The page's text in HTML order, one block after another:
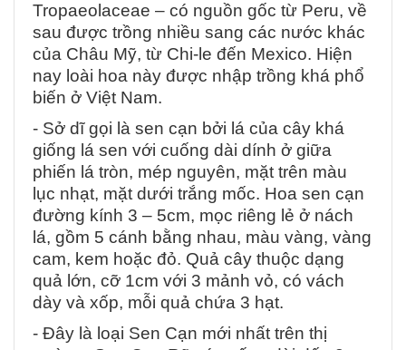
Tropaeolaceae – có nguồn gốc từ Peru, về
sau được trồng nhiều sang các nước khác
của Châu Mỹ, từ Chi-le đến Mexico. Hiện
nay loài hoa này được nhập trồng khá phổ
biến ở Việt Nam.
- Sở dĩ gọi là sen cạn bởi lá của cây khá
giống lá sen với cuống dài dính ở giữa
phiến lá tròn, mép nguyên, mặt trên màu
lục nhạt, mặt dưới trắng mốc. Hoa sen cạn
đường kính 3 – 5cm, mọc riêng lẻ ở nách
lá, gồm 5 cánh bằng nhau, màu vàng, vàng
cam, kem hoặc đỏ. Quả cây thuộc dạng
quả lớn, cỡ 1cm với 3 mảnh vỏ, có vách
dày và xốp, mỗi quả chứa 3 hạt.
- Đây là loại Sen Cạn mới nhất trên thị